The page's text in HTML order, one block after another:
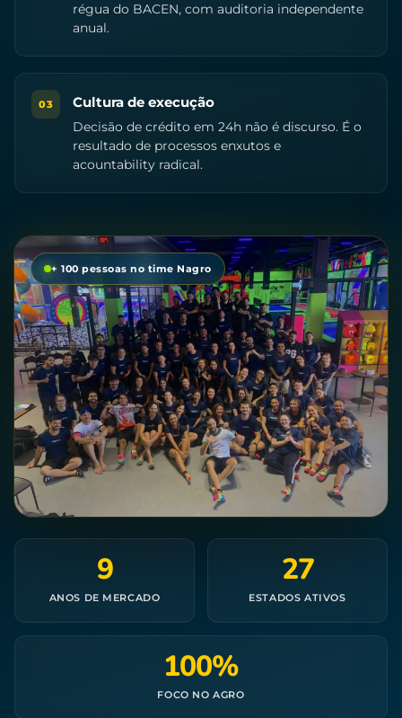
régua do BACEN, com auditoria independente
anual.
03 Cultura de execução
Decisão de crédito em 24h não é discurso. É o
resultado de processos enxutos e
acountability radical.
+ 100 pessoas no time Nagro
9
ANOS DE MERCADO
27
ESTADOS ATIVOS
100%
FOCO NO AGRO